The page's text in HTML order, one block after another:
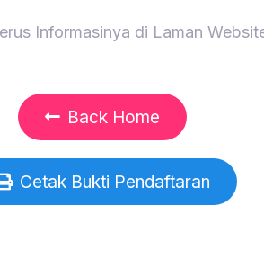
Informasinya di Laman
Back Home
Cetak Bukti Pendaftaran